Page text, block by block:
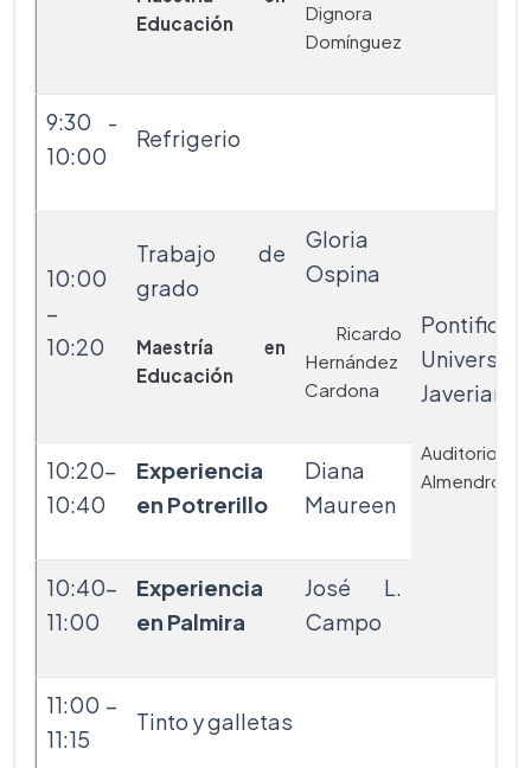
Educación
Dignora
Domínguez
9:30 -
10:00
Refrigerio
10:00
–
10:20
Trabajo de
grado
Maestría en
Educación
Gloria
Ospina
Ricardo
Hernández
Cardona
Pontificia
Javeriana
Auditorio
Almendros
10:20-
10:40
Experiencia
en Potrerillo
Diana
Maureen
10:40-
11:00
Experiencia
en Palmira
José L.
Campo
11:00 –
11:15
Tinto y galletas